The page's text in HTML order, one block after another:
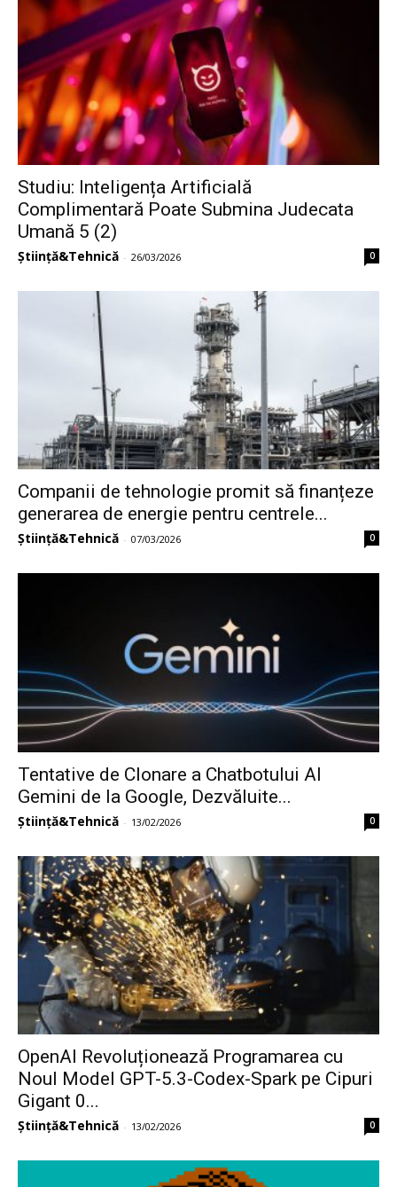
Studiu: Inteligența Artificială
Complimentară Poate Submina Judecata
Umană 5 (2)
Știință&Tehnică - 26/03/2026 0
Companii de tehnologie promit să finanțeze
generarea de energie pentru centrele...
Știință&Tehnică - 07/03/2026 0
Tentative de Clonare a Chatbotului AI
Gemini de la Google, Dezvăluite...
Știință&Tehnică - 13/02/2026 0
OpenAI Revoluționează Programarea cu
Noul Model GPT-5.3-Codex-Spark pe Cipuri
Gigant 0...
Știință&Tehnică - 13/02/2026 0